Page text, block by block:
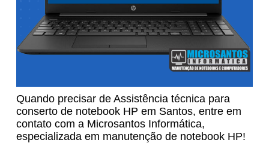
Quando precisar de Assistência técnica para
conserto de notebook HP em Santos, entre em
contato com a Microsantos Informática,
especializada em manutenção de notebook HP!